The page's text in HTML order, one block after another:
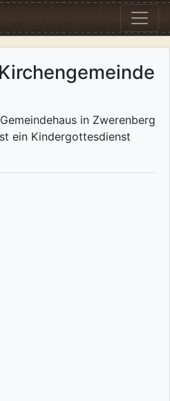
in Zwerenberg
ein Kindergottesdienst